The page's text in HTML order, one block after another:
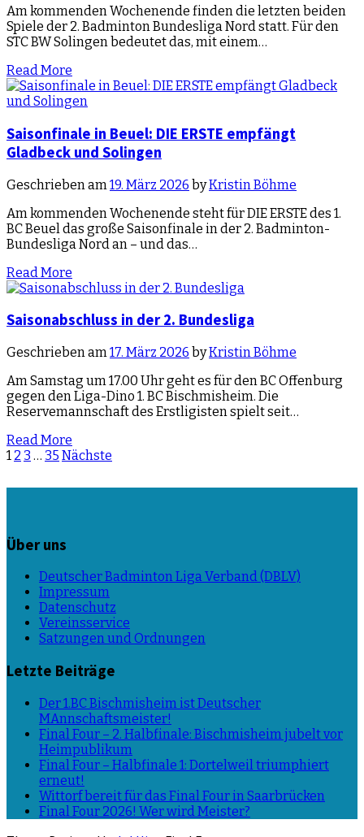
Am kommenden Wochenende finden die letzten beiden
Spiele der 2. Badminton Bundesliga Nord statt. Für den
STC BW Solingen bedeutet das, mit einem…
Read More
Saisonfinale in Beuel: DIE ERSTE empfängt
Gladbeck und Solingen
Geschrieben am 19. März 2026 byKristin Böhme
Am kommenden Wochenende steht für DIE ERSTE des 1.
BC Beuel das große Saisonfinale in der 2. Badminton-
Bundesliga Nord an – und das…
Read More
Saisonabschluss in der 2. Bundesliga
Geschrieben am17. März 2026 byKristin Böhme
Am Samstag um 17.00 Uhr geht es für den BC Offenburg
gegen den Liga-Dino 1. BC Bischmisheim. Die
Reservemannschaft des Erstligisten spielt seit…
Read More
Beitragsnavigation
1 2 3 … 35 Nächste
Über uns
Deutscher Badminton Liga Verband (DBLV)
Impressum
Datenschutz
Vereinsservice
Satzungen und Ordnungen
Letzte Beiträge
Der 1.BC Bischmisheim ist Deutscher
MAnnschaftsmeister!
Final Four – 2. Halbfinale: Bischmisheim jubelt vor
Heimpublikum
Final Four – Halbfinale 1: Dortelweil triumphiert
erneut!
Wittorf bereit für das Final Four in Saarbrücken
Final Four 2026! Wer wird Meister?